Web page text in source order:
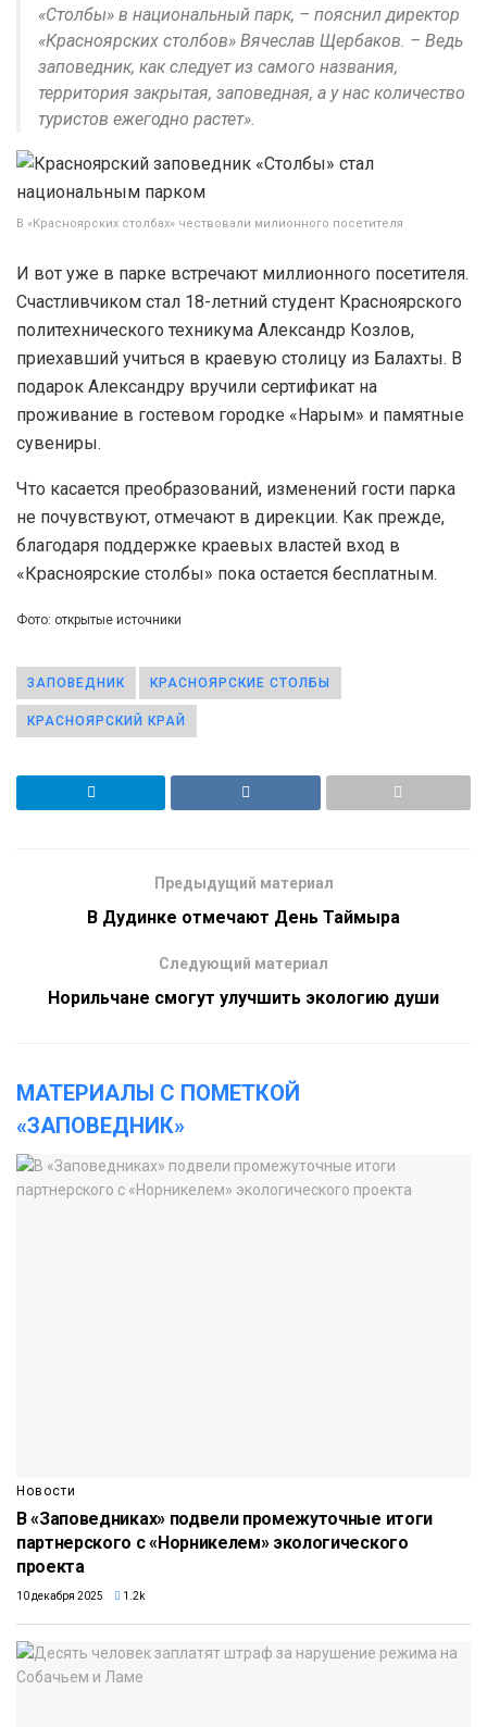
«Столбы» в национальный парк, – пояснил директор
«Красноярских столбов» Вячеслав Щербаков. – Ведь
заповедник, как следует из самого названия,
территория закрытая, заповедная, а у нас количество
туристов ежегодно растет».
В «Красноярских столбах» чествовали милионного посетителя
И вот уже в парке встречают миллионного посетителя.
Счастливчиком стал 18-летний студент Красноярского
политехнического техникума Александр Козлов,
приехавший учиться в краевую столицу из Балахты. В
подарок Александру вручили сертификат на
проживание в гостевом городке «Нарым» и памятные
сувениры.
Что касается преобразований, изменений гости парка
не почувствуют, отмечают в дирекции. Как прежде,
благодаря поддержке краевых властей вход в
«Красноярские столбы» пока остается бесплатным.
Фото: открытые источники
ЗАПОВЕДНИК КРАСНОЯРСКИЕ СТОЛБЫ
КРАСНОЯРСКИЙ КРАЙ
Предыдущий материал
В Дудинке отмечают День Таймыра
Следующий материал
Норильчане смогут улучшить экологию души
МАТЕРИАЛЫ С ПОМЕТКОЙ
«ЗАПОВЕДНИК»
Новости
В «Заповедниках» подвели промежуточные итоги
партнерского с «Норникелем» экологического
проекта
10 декабря 2025 1.2k